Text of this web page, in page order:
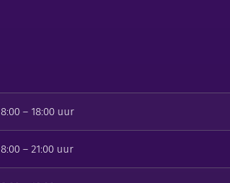
8:00 – 18:00 uur
8:00 – 21:00 uur